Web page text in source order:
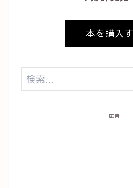
本を購入
広告